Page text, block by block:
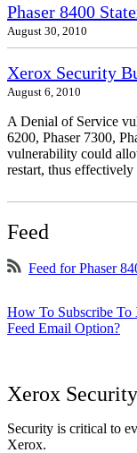
Phaser 8400
August 30, 2010
Xerox Security
August 6, 2010
A Denial of Service
6200, Phaser 7300,
vulnerability could
restart, thus
Feed
Feed for Phaser
How To Subscribe
Feed Email Option?
Xerox Security
Security is critical to
Xerox.